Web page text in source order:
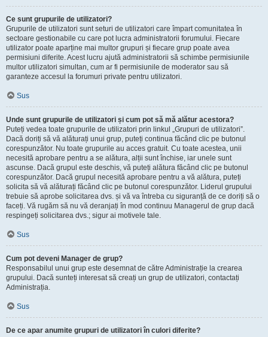
Ce sunt grupurile de utilizatori?
Grupurile de utilizatori sunt seturi de utilizatori care împart comunitatea în
sectoare gestionabile cu care pot lucra administratorii forumului. Fiecare
utilizator poate aparține mai multor grupuri și fiecare grup poate avea
permisiuni diferite. Acest lucru ajută administratorii să schimbe permisiunile
multor utilizatori simultan, cum ar fi permisiunile de moderator sau să
garanteze accesul la forumuri private pentru utilizatori.
Sus
Unde sunt grupurile de utilizatori și cum pot să mă alătur acestora?
Puteți vedea toate grupurile de utilizatori prin linkul „Grupuri de utilizatori”.
Dacă doriți să vă alăturați unui grup, puteți continua făcând clic pe butonul
corespunzător. Nu toate grupurile au acces gratuit. Cu toate acestea, unii
necesită aprobare pentru a se alătura, alții sunt închise, iar unele sunt
ascunse. Dacă grupul este deschis, vă puteți alătura făcând clic pe butonul
corespunzător. Dacă grupul necesită aprobare pentru a vă alătura, puteți
solicita să vă alăturați făcând clic pe butonul corespunzător. Liderul grupului
trebuie să aprobe solicitarea dvs. și vă va întreba cu siguranță de ce doriți să o
faceți. Vă rugăm să nu vă deranjați în mod continuu Managerul de grup dacă
respingeți solicitarea dvs.; sigur ai motivele tale.
Sus
Cum pot deveni Manager de grup?
Responsabilul unui grup este desemnat de către Administrație la crearea
grupului. Dacă sunteți interesat să creați un grup de utilizatori, contactați
Administrația.
Sus
De ce apar anumite grupuri de utilizatori în culori diferite?